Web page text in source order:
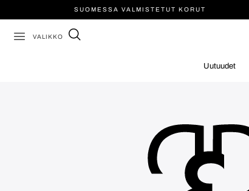
SUOMESSA VALMISTETUT KORUT
VALIKKO
Uutuudet